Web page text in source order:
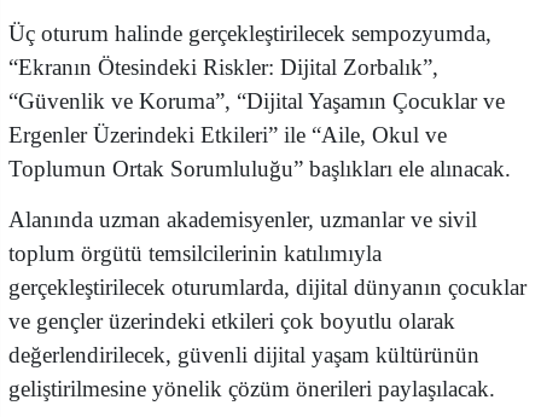
Üç oturum halinde gerçekleştirilecek sempozyumda,
“Ekranın Ötesindeki Riskler: Dijital Zorbalık”,
“Güvenlik ve Koruma”, “Dijital Yaşamın Çocuklar ve
Ergenler Üzerindeki Etkileri” ile “Aile, Okul ve
Toplumun Ortak Sorumluluğu” başlıkları ele alınacak.
Alanında uzman akademisyenler, uzmanlar ve sivil
toplum örgütü temsilcilerinin katılımıyla
gerçekleştirilecek oturumlarda, dijital dünyanın çocuklar
ve gençler üzerindeki etkileri çok boyutlu olarak
değerlendirilecek, güvenli dijital yaşam kültürünün
geliştirilmesine yönelik çözüm önerileri paylaşılacak.